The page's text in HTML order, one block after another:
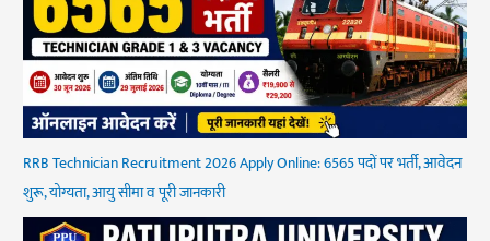
RRB Technician Recruitment 2026 Apply Online: 6565 पदों पर भर्ती, आवेदन
शुरू, योग्यता, आयु सीमा व पूरी जानकारी